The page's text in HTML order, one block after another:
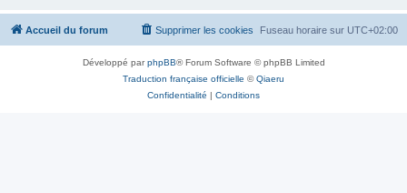
Accueil du forum Fuseau horaire sur UTC+02:00
Supprimer les cookies
Développé parphpBB® Forum Software © phpBB Limited
Traduction française officielle ©Qiaeru
Confidentialité | Conditions